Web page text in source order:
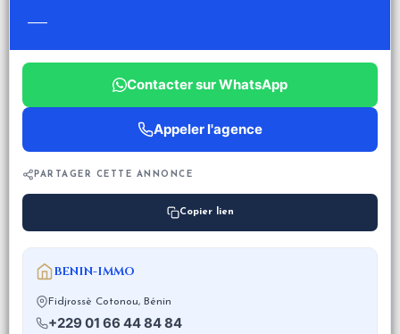
—
Contacter sur WhatsApp
Appeler l'agence
PARTAGER CETTE ANNONCE
Copier lien
BENIN-IMMO
Fidjrossè Cotonou, Bénin
+229 01 66 44 84 84